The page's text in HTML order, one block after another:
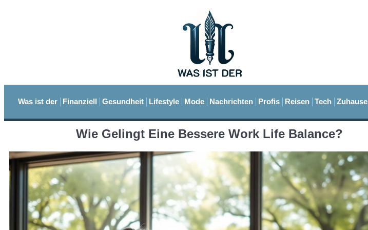
Was ist der Finanziell Gesundheit Lifestyle Mode Nachrichten Profis Reisen Tech Zuhause
Wie Gelingt Eine Bessere Work Life Balance?